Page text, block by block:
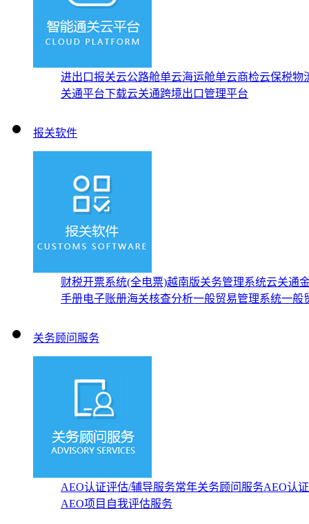
进出口报关云公路舱单云海运舱单云商检云保税物
关通平台下载云关通跨境出口管理平台
报关软件
财税开票系统(全电票)越南版关务管理系统云关通
手册电子账册海关核查分析一般贸易管理系统一般
关务顾问服务
AEO认证评估/辅导服务常年关务顾问服务AEO认
AEO项目自我评估服务